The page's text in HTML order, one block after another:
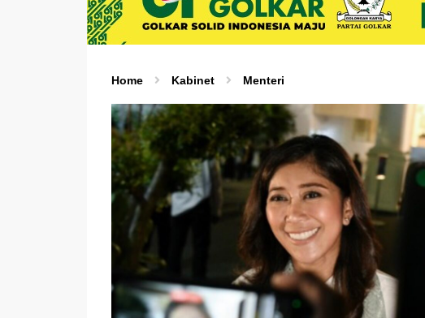
Home Kabinet Menteri